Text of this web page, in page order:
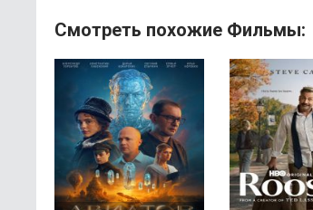
Смотреть похожие Фильмы: